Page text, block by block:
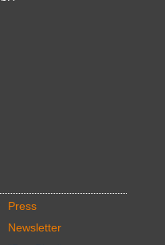
Press
Newsletter